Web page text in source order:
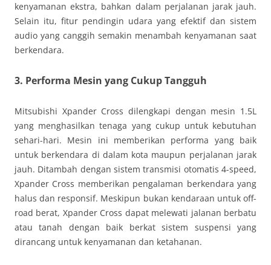
kenyamanan ekstra, bahkan dalam perjalanan jarak jauh.
Selain itu, fitur pendingin udara yang efektif dan sistem
audio yang canggih semakin menambah kenyamanan saat
berkendara.
3. Performa Mesin yang Cukup Tangguh
Mitsubishi Xpander Cross dilengkapi dengan mesin 1.5L
yang menghasilkan tenaga yang cukup untuk kebutuhan
sehari-hari. Mesin ini memberikan performa yang baik
untuk berkendara di dalam kota maupun perjalanan jarak
jauh. Ditambah dengan sistem transmisi otomatis 4-speed,
Xpander Cross memberikan pengalaman berkendara yang
halus dan responsif. Meskipun bukan kendaraan untuk off-
road berat, Xpander Cross dapat melewati jalanan berbatu
atau tanah dengan baik berkat sistem suspensi yang
dirancang untuk kenyamanan dan ketahanan.